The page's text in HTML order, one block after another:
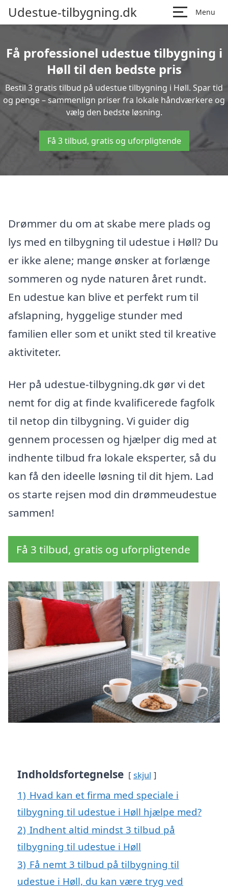
Udestue-tilbygning.dk Menu
Få professionel udestue tilbygning i
Høll til den bedste pris
Bestil 3 gratis tilbud på udestue tilbygning i Høll. Spar tid
og penge – sammenlign priser fra lokale håndværkere og
vælg den bedste løsning.
Få 3 tilbud, gratis og uforpligtende
Drømmer du om at skabe mere plads og
lys med en tilbygning til udestue i Høll? Du
er ikke alene; mange ønsker at forlænge
sommeren og nyde naturen året rundt.
En udestue kan blive et perfekt rum til
afslapning, hyggelige stunder med
familien eller som et unikt sted til kreative
aktiviteter.
Her på udestue-tilbygning.dk gør vi det
nemt for dig at finde kvalificerede fagfolk
til netop din tilbygning. Vi guider dig
gennem processen og hjælper dig med at
indhente tilbud fra lokale eksperter, så du
kan få den ideelle løsning til dit hjem. Lad
os starte rejsen mod din drømmeudestue
sammen!
Få 3 tilbud, gratis og uforpligtende
Indholdsfortegnelse skjul
1) Hvad kan et firma med speciale i
tilbygning til udestue i Høll hjælpe med?
2) Indhent altid mindst 3 tilbud på
tilbygning til udestue i Høll
3) Få nemt 3 tilbud på tilbygning til
udestue i Høll, du kan være tryg ved